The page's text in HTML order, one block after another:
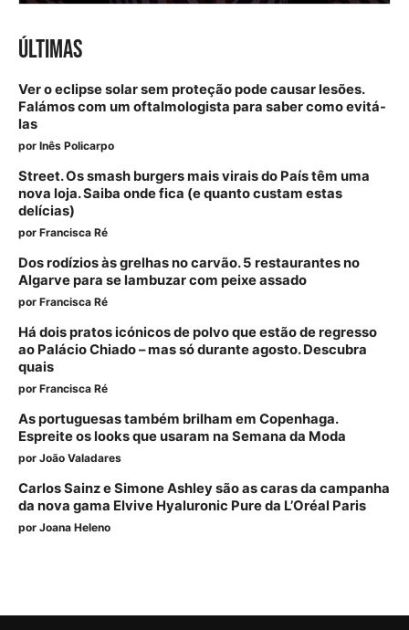
ÚLTIMAS
Ver o eclipse solar sem proteção pode causar lesões.
Falámos com um oftalmologista para saber como evitá-
las
por Inês Policarpo
Street. Os smash burgers mais virais do País têm uma
nova loja. Saiba onde fica (e quanto custam estas
delícias)
por Francisca Ré
Dos rodízios às grelhas no carvão. 5 restaurantes no
Algarve para se lambuzar com peixe assado
por Francisca Ré
Há dois pratos icónicos de polvo que estão de regresso
ao Palácio Chiado – mas só durante agosto. Descubra
quais
por Francisca Ré
As portuguesas também brilham em Copenhaga.
Espreite os looks que usaram na Semana da Moda
por João Valadares
Carlos Sainz e Simone Ashley são as caras da campanha
da nova gama Elvive Hyaluronic Pure da L’Oréal Paris
por Joana Heleno